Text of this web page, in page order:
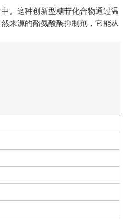
。这种创新型糖苷化合物通过温
来源的酪氨酸酶抑制剂，它能从